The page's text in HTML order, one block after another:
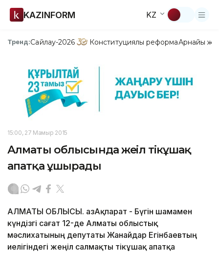
KAZINFORM KZ
Тренд:Сайлау-2026 Конституциялық реформаАрнайы
15:00, 27 Мамыр 2015
Алматы облысында жеңіл тікұшақ
апатқа ұшырады
АЛМАТЫ ОБЛЫСЫ. ҚазАқпарат - Бүгін шамамен
күндізгі сағат 12-де Алматы облыстық
мәслихатының депутаты Жанайдар Егінбаевтың
иелігіндегі жеңіл салмақты тікұшақ апатқа